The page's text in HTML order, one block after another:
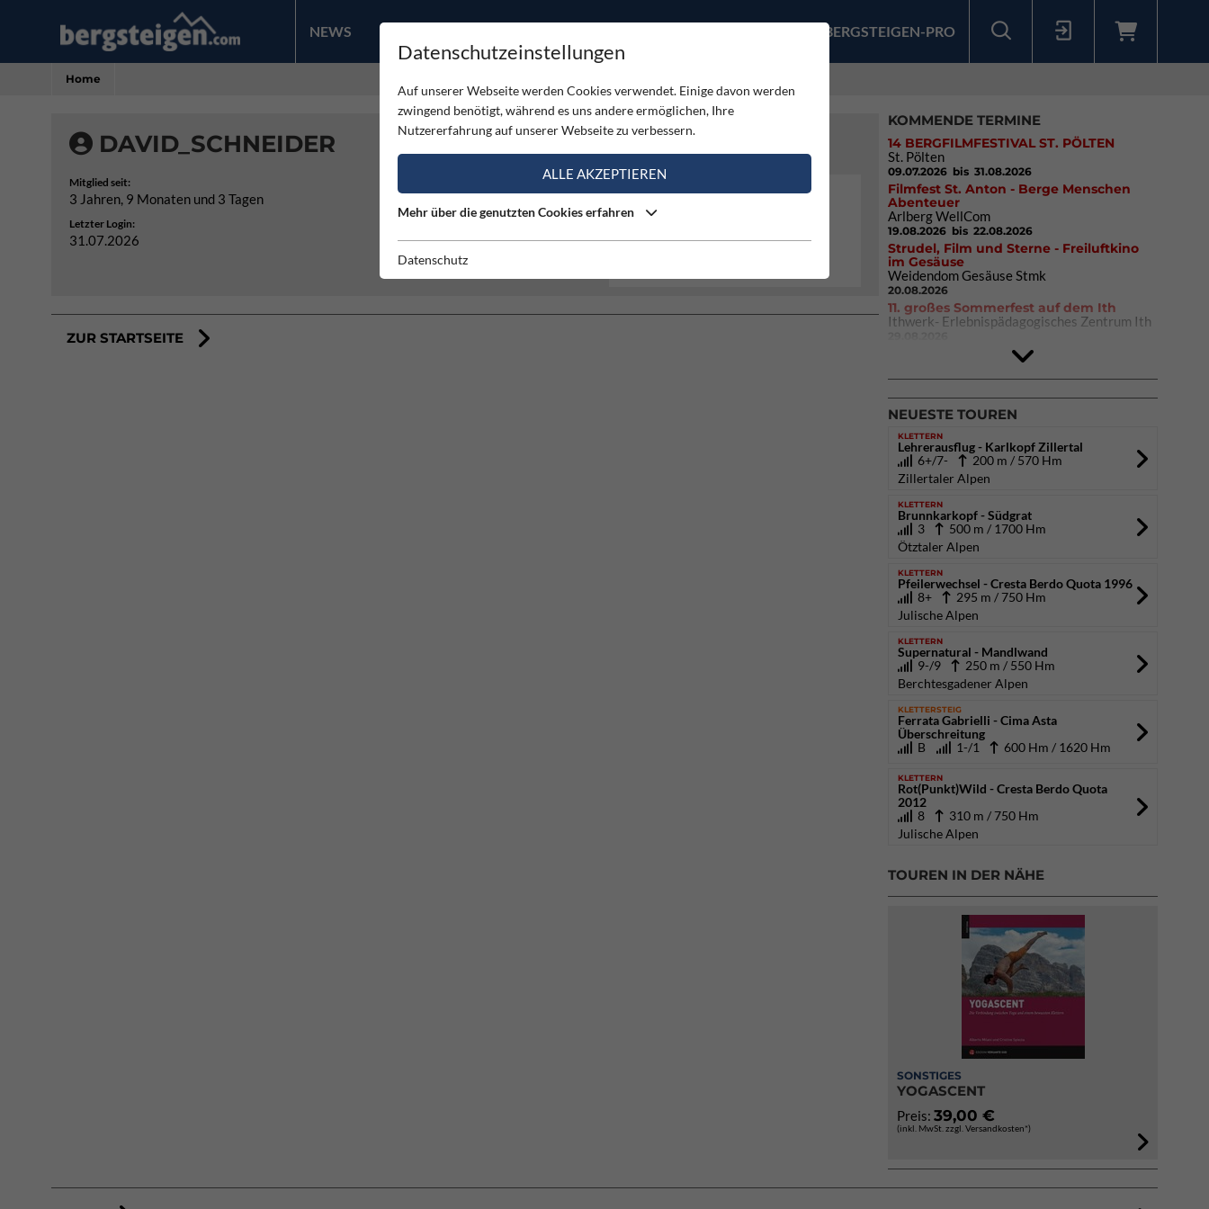
NEWS PRODUKTE BERGSTEIGEN-PRO
Home
DAVID_SCHNEIDER
Mitglied seit:
3 Jahren, 9 Monaten und 3 Tagen
Letzter Login:
31.07.2026
ZUR STARTSEITE
KOMMENDE TERMINE
14 BERGFILMFESTIVAL ST. PÖLTEN
St. Pölten
09.07.2026 bis 31.08.2026
Filmfest St. Anton - Berge Menschen
Abenteuer
Arlberg WellCom
19.08.2026 bis 22.08.2026
Strudel, Film und Sterne - Freiluftkino
im Gesäuse
Weidendom Gesäuse Stmk
20.08.2026
11. großes Sommerfest auf dem Ith
Ithwerk- Erlebnispädagogisches Zentrum Ith
02.10.2026bis 04.10.2026
NEUESTE TOUREN
KLETTERN
Lehrerausflug - Karlkopf Zillertal
6+/7-
200 m / 570 Hm
Zillertaler Alpen
KLETTERN
Brunnkarkopf - Südgrat
3
500 m / 1700 Hm
Ötztaler Alpen
KLETTERN
Pfeilerwechsel - Cresta Berdo Quota 1996
8+
295 m / 750 Hm
Julische Alpen
KLETTERN
Supernatural - Mandlwand
9-/9
250 m / 550 Hm
Berchtesgadener Alpen
KLETTERSTEIG
Ferrata Gabrielli - Cima Asta
Überschreitung
B
1-/1 600 Hm / 1620 Hm
KLETTERN
Rot(Punkt)Wild - Cresta Berdo Quota
2012
8
310 m / 750 Hm
Julische Alpen
TOUREN IN DER NÄHE
SONSTIGES
YOGASCENT
Preis: 39,00 €
(inkl. MwSt. zzgl. Versandkosten*)
Datenschutzeinstellungen
Auf unserer Webseite werden Cookies verwendet. Einige davon werden
zwingend benötigt, während es uns andere ermöglichen, Ihre
Nutzererfahrung auf unserer Webseite zu verbessern.
ALLE AKZEPTIEREN
Mehr über die genutzten Cookies erfahren
Datenschutz